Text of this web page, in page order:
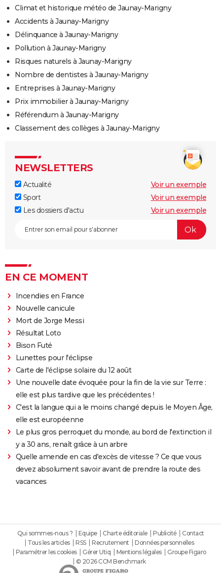
Climat et historique météo de Jaunay-Marigny
Accidents à Jaunay-Marigny
Délinquance à Jaunay-Marigny
Pollution à Jaunay-Marigny
Risques naturels à Jaunay-Marigny
Nombre de dentistes à Jaunay-Marigny
Entreprises à Jaunay-Marigny
Prix immobilier à Jaunay-Marigny
Référendum à Jaunay-Marigny
Classement des collèges à Jaunay-Marigny
NEWSLETTERS
Actualité
Voir un exemple
Sport
Voir un exemple
Les dossiers d'actu
Voir un exemple
EN CE MOMENT
Incendies en France
Nouvelle canicule
Mort de Jorge Messi
Résultat Loto
Bison Futé
Lunettes pour l'éclipse
Carte de l'éclipse solaire du 12 août
Une nouvelle date évoquée pour la fin de la vie sur Terre :
elle est plus tardive que les précédentes !
C'est la langue qui a le moins changé depuis le Moyen Âge,
elle est européenne
Le plus gros perroquet du monde, au bord de l'extinction il
y a 30 ans, renaît grâce à un arbre
Quelle amende en cas d'excès de vitesse ? Ce que vous
devez absolument savoir avant de prendre la route des
vacances
Qui sommes-nous ? Equipe Charte éditoriale Publicité
Contact
Tous les articles
RSS Recrutement
Données personnelles
Paramétrer les cookies
Gérer Utiq Mentions légales
Groupe Figaro
© 2026 CCM Benchmark